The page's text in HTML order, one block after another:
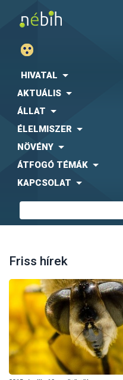
HIVATAL
AKTUÁLIS
ÁLLAT
ÉLELMISZER
NÖVÉNY
ÁTFOGÓ TÉMÁK
KAPCSOLAT
Friss hírek